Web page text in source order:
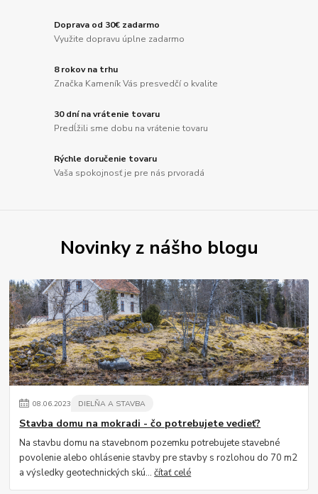
Doprava od 30€ zadarmo
Využite dopravu úplne zadarmo
8 rokov na trhu
Značka Kameník Vás presvedčí o kvalite
30 dní na vrátenie tovaru
Predĺžili sme dobu na vrátenie tovaru
Rýchle doručenie tovaru
Vaša spokojnosť je pre nás prvoradá
Novinky z nášho blogu
08.06.2023 DIELŇA A STAVBA
Stavba domu na mokradi - čo potrebujete vedieť?
Na stavbu domu na stavebnom pozemku potrebujete stavebné
povolenie alebo ohlásenie stavby pre stavby s rozlohou do 70 m2
a výsledky geotechnických skú...čítať celé